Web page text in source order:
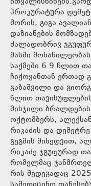
პროკურატურა
შორის, გიგა
დაზიანების
ძალადობრივ
მასში
საქმეში 6.9 წლით
ჩიქოვანთან ერთად
გაბაშვილი და
წლით
ოქტომბერს,
რიკაძის და
გეგმის მიხედვით,
რიკაძე ჯგუფურად
რომელმაც
რის შედეგადაც